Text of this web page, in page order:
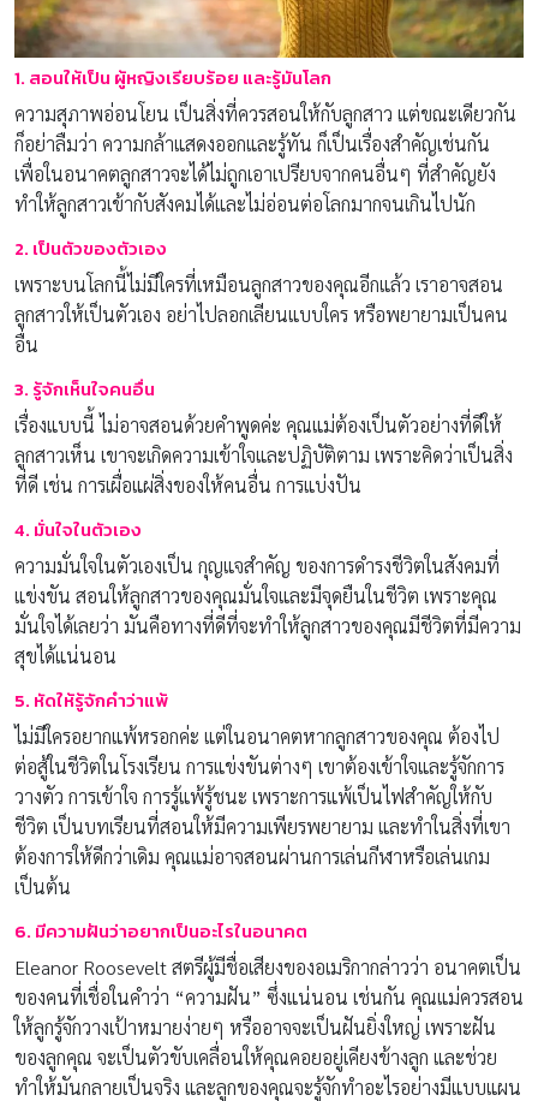
1. สอนให้เป็น ผู้หญิงเรียบร้อย และรู้มันโลก
ความสุภาพอ่อนโยน เป็นสิ่งที่ควรสอนให้กับลูกสาว แต่ขณะเดียวกัน
ก็อย่าลืมว่า ความกล้าแสดงออกและรู้ทัน ก็เป็นเรื่องสำคัญเช่นกัน
เพื่อในอนาคตลูกสาวจะได้ไม่ถูกเอาเปรียบจากคนอื่นๆ ที่สำคัญยัง
ทำให้ลูกสาวเข้ากับสังคมได้และไม่อ่อนต่อโลกมากจนเกินไปนัก
2. เป็นตัวของตัวเอง
เพราะบนโลกนี้ไม่มีใครที่เหมือนลูกสาวของคุณอีกแล้ว เราอาจสอน
ลูกสาวให้เป็นตัวเอง อย่าไปลอกเลียนแบบใคร หรือพยายามเป็นคน
อื่น
3. รู้จักเห็นใจคนอื่น
เรื่องแบบนี้ ไม่อาจสอนด้วยคำพูดค่ะ คุณแม่ต้องเป็นตัวอย่างที่ดีให้
ลูกสาวเห็น เขาจะเกิดความเข้าใจและปฏิบัติตาม เพราะคิดว่าเป็นสิ่ง
ที่ดี เช่น การเผื่อแผ่สิ่งของให้คนอื่น การแบ่งปัน
4. มั่นใจในตัวเอง
ความมั่นใจในตัวเองเป็น กุญแจสำคัญ ของการดำรงชีวิตในสังคมที่
แข่งขัน สอนให้ลูกสาวของคุณมั่นใจและมีจุดยืนในชีวิต เพราะคุณ
มั่นใจได้เลยว่า มันคือทางที่ดีที่จะทำให้ลูกสาวของคุณมีชีวิตที่มีความ
สุขได้แน่นอน
5. หัดให้รู้จักคำว่าแพ้
ไม่มีใครอยากแพ้หรอกค่ะ แต่ในอนาคตหากลูกสาวของคุณ ต้องไป
ต่อสู้ในชีวิตในโรงเรียน การแข่งขันต่างๆ เขาต้องเข้าใจและรู้จักการ
วางตัว การเข้าใจ การรู้แพ้รู้ชนะ เพราะการแพ้เป็นไฟสำคัญให้กับ
ชีวิต เป็นบทเรียนที่สอนให้มีความเพียรพยายาม และทำในสิ่งที่เขา
ต้องการให้ดีกว่าเดิม คุณแม่อาจสอนผ่านการเล่นกีฬาหรือเล่นเกม
เป็นต้น
6. มีความฝันว่าอยากเป็นอะไรในอนาคต
Eleanor Roosevelt สตรีผู้มีชื่อเสียงของอเมริกากล่าวว่า อนาคตเป็น
ของคนที่เชื่อในคำว่า “ความฝัน” ซึ่งแน่นอน เช่นกัน คุณแม่ควรสอน
ให้ลูกรู้จักวางเป้าหมายง่ายๆ หรืออาจจะเป็นฝันยิ่งใหญ่ เพราะฝัน
ของลูกคุณ จะเป็นตัวขับเคลื่อนให้คุณคอยอยู่เคียงข้างลูก และช่วย
ทำให้มันกลายเป็นจริง และลูกของคุณจะรู้จักทำอะไรอย่างมีแบบแผน